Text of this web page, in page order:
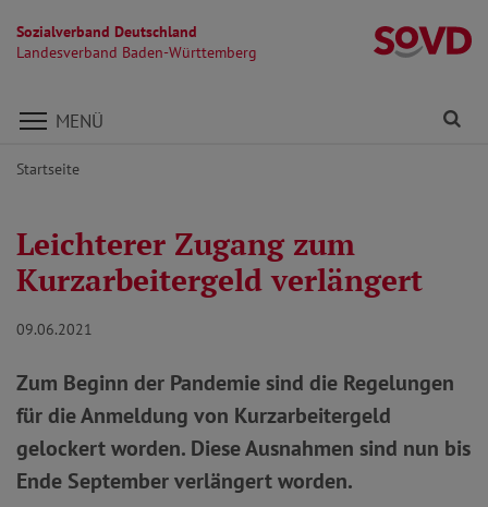
Sozialverband Deutschland
Landesverband Baden-Württemberg
Direkt zu den Inhalten springen
MENÜ
Startseite
Leichterer Zugang zum
Kurzarbeitergeld verlängert
09.06.2021
Zum Beginn der Pandemie sind die Regelungen
für die Anmeldung von Kurzarbeitergeld
gelockert worden. Diese Ausnahmen sind nun bis
Ende September verlängert worden.